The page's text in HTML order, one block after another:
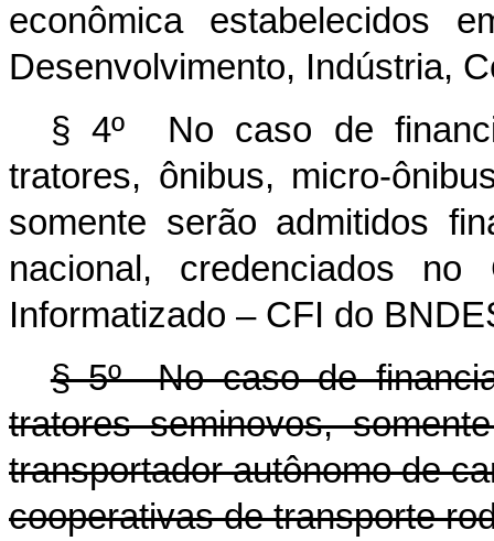
econômica estabelecidos
Desenvolvimento, Indústria,
§ 4º No caso de
tratores, ônibus, micro-
somente serão admitidos
nacional, credenciados no
Informatizado – CFI do
§ 5º No caso de
tratores seminovos,
transportador autônomo de
cooperativas de transporte